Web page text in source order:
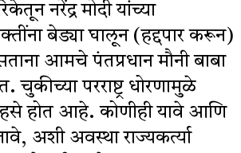
नरेंद्र मोदी यांच्या
बेड्या घालून (हद्दपार करून)
आमचे पंतप्रधान मौनी बाबा
परराष्ट्र धोरणामुळे
होत आहे. कोणीही यावे आणि
अशी अवस्था राज्यकर्त्या